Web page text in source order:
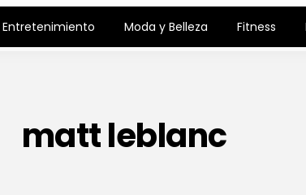
Entretenimiento Moda y Belleza Fitness
matt leblanc